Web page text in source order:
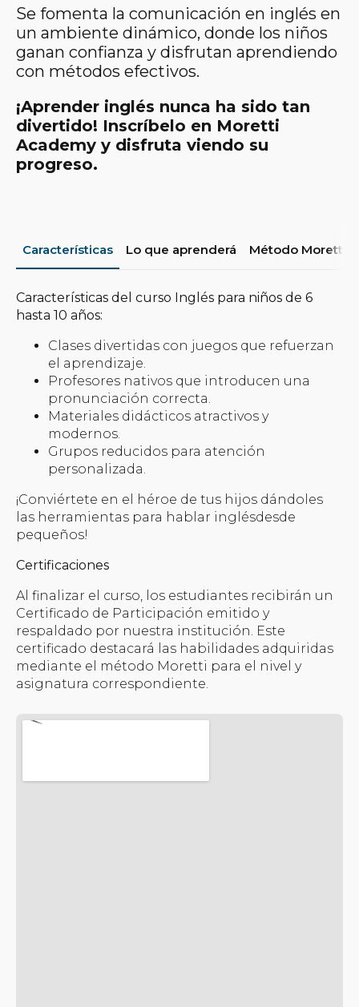
Se fomenta la comunicación en inglés en
un ambiente dinámico, donde los niños
ganan confianza y disfrutan aprendiendo
con métodos efectivos.
¡Aprender inglés nunca ha sido tan
divertido! Inscríbelo en Moretti
Academy y disfruta viendo su
progreso.
Características Lo que aprenderá Método Moretti
Características del curso Inglés para niños de 6
hasta 10 años:
Clases divertidas con juegos que refuerzan
el aprendizaje.
Profesores nativos que introducen una
pronunciación correcta.
Materiales didácticos atractivos y
modernos.
Grupos reducidos para atención
personalizada.
¡Conviértete en el héroe de tus hijos dándoles
las herramientas para hablar inglésdesde
pequeños!
Certificaciones
Al finalizar el curso, los estudiantes recibirán un
Certificado de Participación emitido y
respaldado por nuestra institución. Este
certificado destacará las habilidades adquiridas
mediante el método Moretti para el nivel y
asignatura correspondiente.